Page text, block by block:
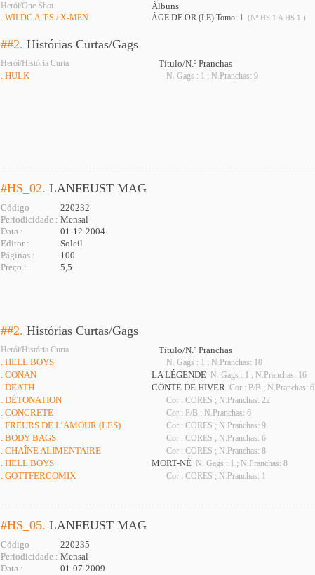
Herói/One Shot Álbuns
. WILDC.A.T.S / X-MEN ÂGE DE OR (LE) Tomo: 1 (Nº HS 1 A HS 1 )
##2. Histórias Curtas/Gags
Herói/História Curta
Título/N.º Pranchas
. HULK
N. Gags : 1 ; N.Pranchas: 9
#HS_02. LANFEUST MAG
Código
220232
Periodicidade : Mensal
Data :
01-12-2004
Editor :
Soleil
Páginas :
100
Preço :
5,5
##2. Histórias Curtas/Gags
Herói/História Curta
Título/N.º Pranchas
. HELL BOYS
N. Gags : 1 ; N.Pranchas: 10
. CONAN LA LÉGENDE N. Gags : 1 ; N.Pranchas: 16
. DEATH CONTE DE HIVER Cor : P/B ; N.Pranchas: 6
. DÉTONATION Cor : CORES ; N.Pranchas: 22
. CONCRETE Cor : P/B ; N.Pranchas: 6
. FREURS DE L’AMOUR (LES) Cor : CORES ; N.Pranchas: 9
. BODY BAGS Cor : CORES ; N.Pranchas: 6
. CHAÎNE ALIMENTAIRE Cor : CORES ; N.Pranchas: 8
. HELL BOYS MORT-NÉ N. Gags : 1 ; N.Pranchas: 8
. GOTTFERCOMIX Cor : CORES ; N.Pranchas: 1
#HS_05. LANFEUST MAG
Código
220235
Periodicidade : Mensal
Data :
01-07-2009